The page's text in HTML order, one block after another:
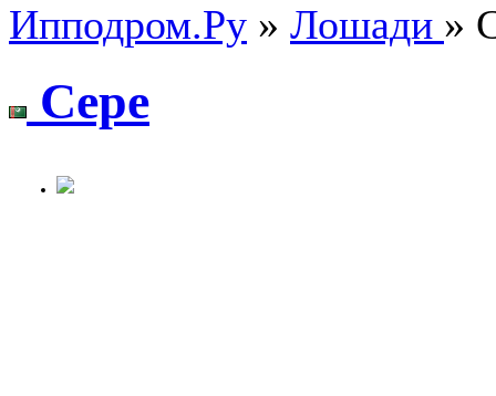
Ипподром.Ру » Лошади »
Cеpе